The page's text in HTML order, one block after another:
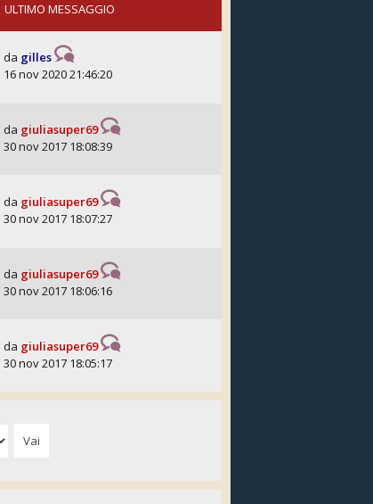
ULTIMO MESSAGGIO
da gilles
16 nov 2020 21:46:20
da giuliasuper69
30 nov 2017 18:08:39
da giuliasuper69
30 nov 2017 18:07:27
da giuliasuper69
30 nov 2017 18:06:16
da giuliasuper69
30 nov 2017 18:05:17